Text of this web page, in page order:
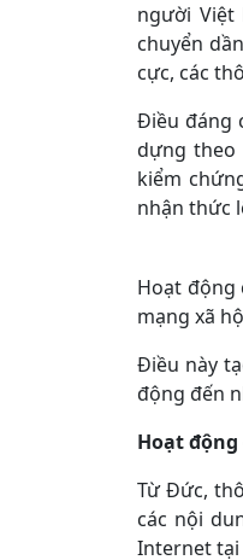
người Việt
chuyển
cực, các
Điều đáng
dựng theo
kiểm
nhận thức
Hoạt động
mạng xã
Điều này
động đến
Hoạt động
Từ Đức,
các nội
Internet tại